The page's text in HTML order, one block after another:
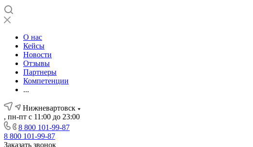
О нас
Кейсы
Новости
Отзывы
Партнеры
Компетенции
...
Нижневартовск
, пн-пт с 11:00 до 23:00
8 800 101-99-87
8 800 101-99-87
Заказать звонок